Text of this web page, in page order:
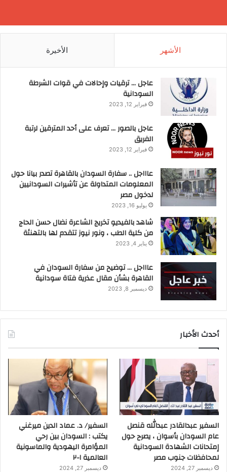
الأشهر الأخيرة
عاجل … ترقيات وإحالات في قوات الشرطة
السودانية
فبراير 12, 2023
عاجل بالصور … تعرف على أحد المترقين لرتبة
الفريق
فبراير 12, 2023
عاااجل .. سفارة السودان بالقاهرة تصدر بيانا حول
المعلومات المتداولة عن تأشيرات السودانيين
لدخول مصر
يوليو 16, 2023
شاهد بالفيديو تخريج الشاعرة نضال حسن الحاج
من كلية الطب ، ونور نيوز تتقدم لها بالتهنئة
يناير 4, 2023
عاااجل … توضيح من سفارة السودان في
القاهرة بشأن مقال عذرية فتاة سودانية
ديسمبر 8, 2023
أحدث الأخبار
السفير عبدالقادر عبدالله قنصل
عام السودان بأسوان ، يصرح حول
إمتحانات الشهادة السودانية
لمحافظات جنوب مصر
ديسمبر 27, 2024
السفير/ د. عماد الدين ميرغني
يكتب : السودان بين رحي
المؤامرة اليهودية والماسونية
العالمية ١-٢
ديسمبر 27, 2024